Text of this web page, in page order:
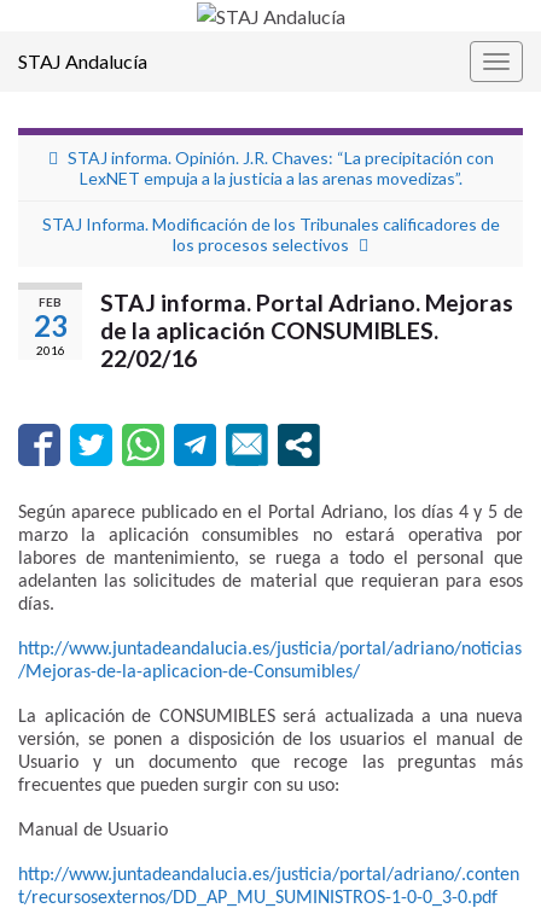
STAJ Andalucía
STAJ informa. Opinión. J.R. Chaves: “La precipitación con
LexNET empuja a la justicia a las arenas movedizas”.
STAJ Informa. Modificación de los Tribunales calificadores de
los procesos selectivos
FEB
23
2016
STAJ informa. Portal Adriano. Mejoras
de la aplicación CONSUMIBLES.
22/02/16
Según aparece publicado en el Portal Adriano, los días 4 y 5 de
marzo la aplicación consumibles no estará operativa por
labores de mantenimiento, se ruega a todo el personal que
adelanten las solicitudes de material que requieran para esos
días.
http://www.juntadeandalucia.es/justicia/portal/adriano/noticias
/Mejoras-de-la-aplicacion-de-Consumibles/
La aplicación de CONSUMIBLES será actualizada a una nueva
versión, se ponen a disposición de los usuarios el manual de
Usuario y un documento que recoge las preguntas más
frecuentes que pueden surgir con su uso:
Manual de Usuario
http://www.juntadeandalucia.es/justicia/portal/adriano/.conten
t/recursosexternos/DD_AP_MU_SUMINISTROS-1-0-0_3-0.pdf